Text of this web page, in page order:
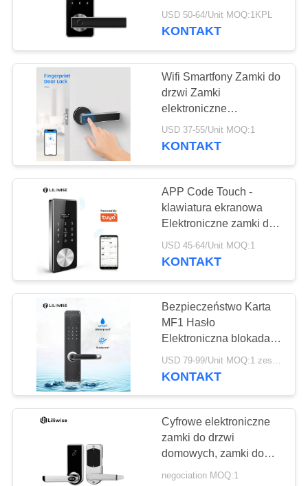
Numer zamka ze stopu
cynku
USD 50-64/Unit MOQ:1KPL
KONTAKT
Wifi Smartfony Zamki do
drzwi Zamki
elektroniczne
Bezkluczykowy zamek /
Odcisk palca Zamki do
USD 37-55/Unit MOQ:1
KONTAKT
APP Code Touch -
klawiatura ekranowa
Elektroniczne zamki do
drzwi Zamki do zamków
drzwi
USD 45-64/Unit MOQ:1
KONTAKT
Bezpieczeństwo Karta
MF1 Hasło
Elektroniczna blokada
drzwi Wodoodporna
USD 79-99/Unit MOQ:1 zestaw
KONTAKT
Cyfrowe elektroniczne
zamki do drzwi
domowych, zamki do
drzwi mieszkalnych
negociation MOQ:1